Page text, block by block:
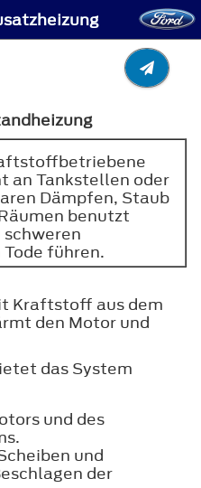
an Tankstellen oder
Dämpfen, Staub
benutzt
schweren
führen.
Kraftstoff aus dem
den Motor und
das System
und des
und
der